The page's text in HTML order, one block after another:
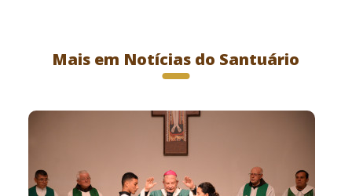
Mais em Notícias do Santuário